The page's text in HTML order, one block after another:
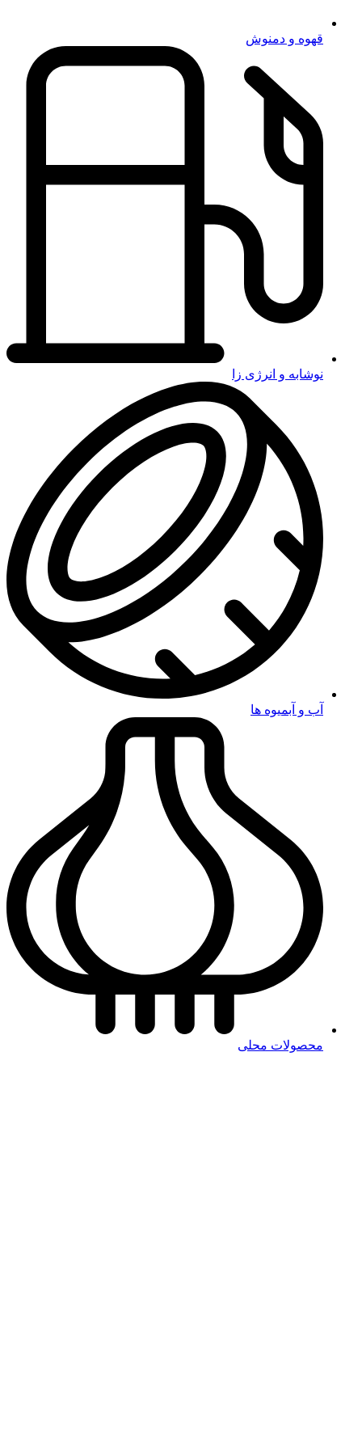
قهوه و دمنوش
نوشابه و انرژی زا
آب و آبمیوه ها
محصولات محلی